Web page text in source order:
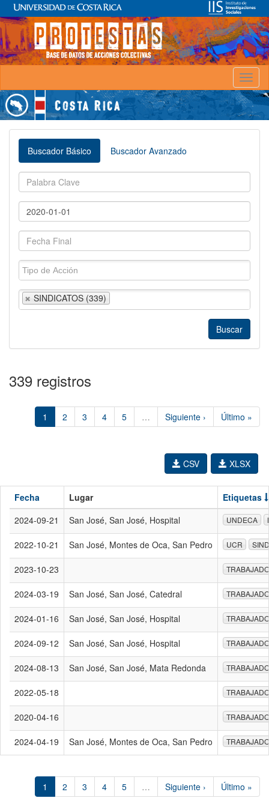
Buscador Básico Buscador Avanzado
SINDICATOS (339)
339 registros
1 2 3 4 5 … Siguiente › Último »
XLSX
CSV
Fecha Lugar
Etiquetas
2024-09-21
San José, San José, Hospital UNDECA
2022-10-21 San José, Montes de Oca, San Pedro UCR
2023-10-23
2024-03-19 San José, San José, Catedral
2024-01-16 San José, San José, Hospital
2024-09-12 San José, San José, Hospital
2024-08-13 San José, San José, Mata Redonda
2022-05-18
2020-04-16
2024-04-19 San José, Montes de Oca, San Pedro
1 2 3 4 5 … Siguiente › Último »